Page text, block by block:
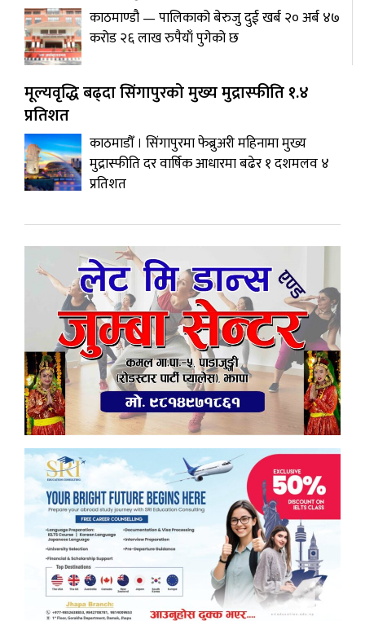
काठमाण्डौ — पालिकाको बेरुजु दुई खर्ब २० अर्ब ४७
करोड २६ लाख रुपैयाँ पुगेको छ
मूल्यवृद्धि बढ्दा सिंगापुरको मुख्य मुद्रास्फीति १.४
प्रतिशत
काठमाडौँ । सिंगापुरमा फेब्रुअरी महिनामा मुख्य
मुद्रास्फीति दर वार्षिक आधारमा बढेर १ दशमलव ४
प्रतिशत